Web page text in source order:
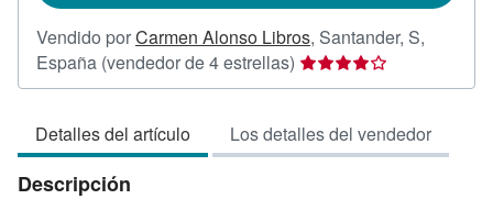
Vendido porCarmen Alonso Libros, Santander, S,
España (vendedor de 4 estrellas) Calificación
del
4
de
Detalles del artículo Los detalles del vendedor
Descripción